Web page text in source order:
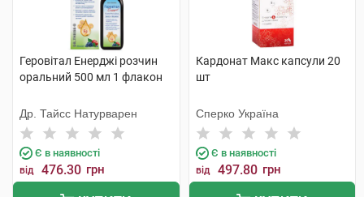
Геровітал Енерджі розчин
оральний 500 мл 1 флакон
Др. Тайсс Натурварен
Є в наявності
від 476.30 грн
Кардонат Макс капсули 20
шт
Сперко Україна
Є в наявності
від 497.80 грн